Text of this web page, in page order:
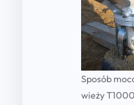
Sposób
wieży